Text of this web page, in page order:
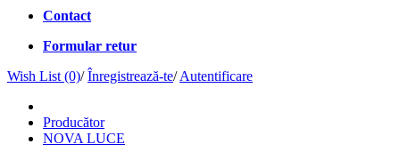
Contact
Formular retur
Wish List (0)/ Înregistrează-te/ Autentificare
Producător
NOVA LUCE